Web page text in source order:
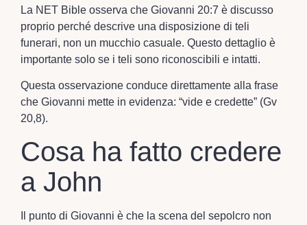
La NET Bible osserva che Giovanni 20:7 è discusso
proprio perché descrive una disposizione di teli
funerari, non un mucchio casuale. Questo dettaglio è
importante solo se i teli sono riconoscibili e intatti.
Questa osservazione conduce direttamente alla frase
che Giovanni mette in evidenza: “vide e credette” (Gv
20,8).
Cosa ha fatto credere
a John
Il punto di Giovanni è che la scena del sepolcro non